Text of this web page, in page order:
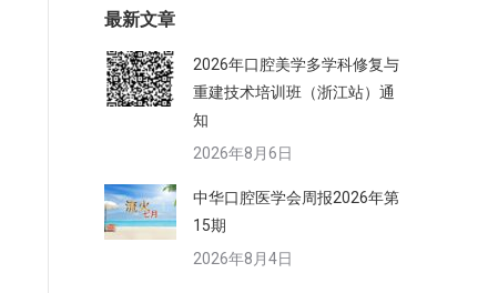
最新文章
2026年口腔美学多学科修复与
重建技术培训班（浙江站）通
知
2026年8月6日
中华口腔医学会周报2026年第
15期
2026年8月4日